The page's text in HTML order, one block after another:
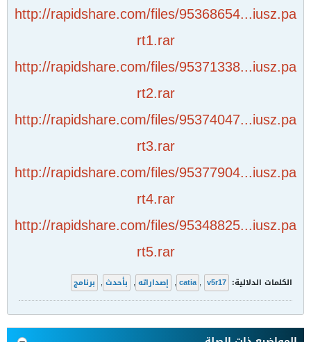
http://rapidshare.com/files/95368654...iusz.pa
rt1.rar
http://rapidshare.com/files/95371338...iusz.pa
rt2.rar
http://rapidshare.com/files/95374047...iusz.pa
rt3.rar
http://rapidshare.com/files/95377904...iusz.pa
rt4.rar
http://rapidshare.com/files/95348825...iusz.pa
rt5.rar
الكلمات الدلالية: catia , v5r17
, إصداراته , بأحدث , برنامج